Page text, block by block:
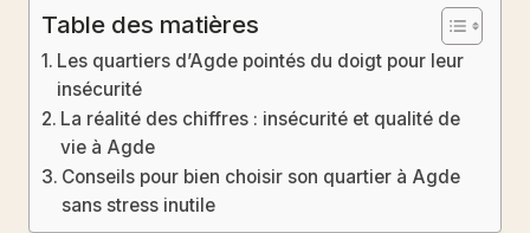
Table des matières
Les quartiers d’Agde pointés du doigt pour leur
insécurité
La réalité des chiffres : insécurité et qualité de
vie à Agde
Conseils pour bien choisir son quartier à Agde
sans stress inutile